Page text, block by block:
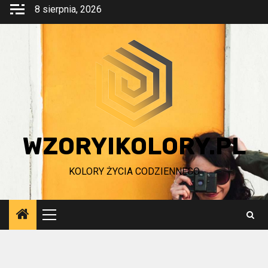
Przejdź
8 sierpnia, 2026
WZORYIKOLORY.PL
KOLORY ŻYCIA CODZIENNEGO
Menu
główne